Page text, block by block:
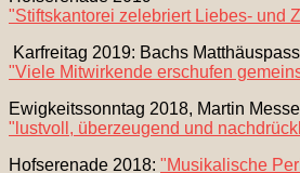
"Stiftskantorei zelebriert Liebes- und
Karfreitag 2019: Bachs
"Viele Mitwirkende erschufen
Ewigkeitssonntag 2018, Martin
"lustvoll, überzeugend und
Hofserenade 2018: "Musikalische